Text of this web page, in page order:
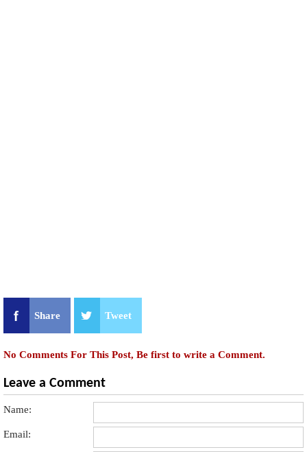
Share Tweet
No Comments For This Post, Be first to write a Comment.
Leave a Comment
Name:
Email: